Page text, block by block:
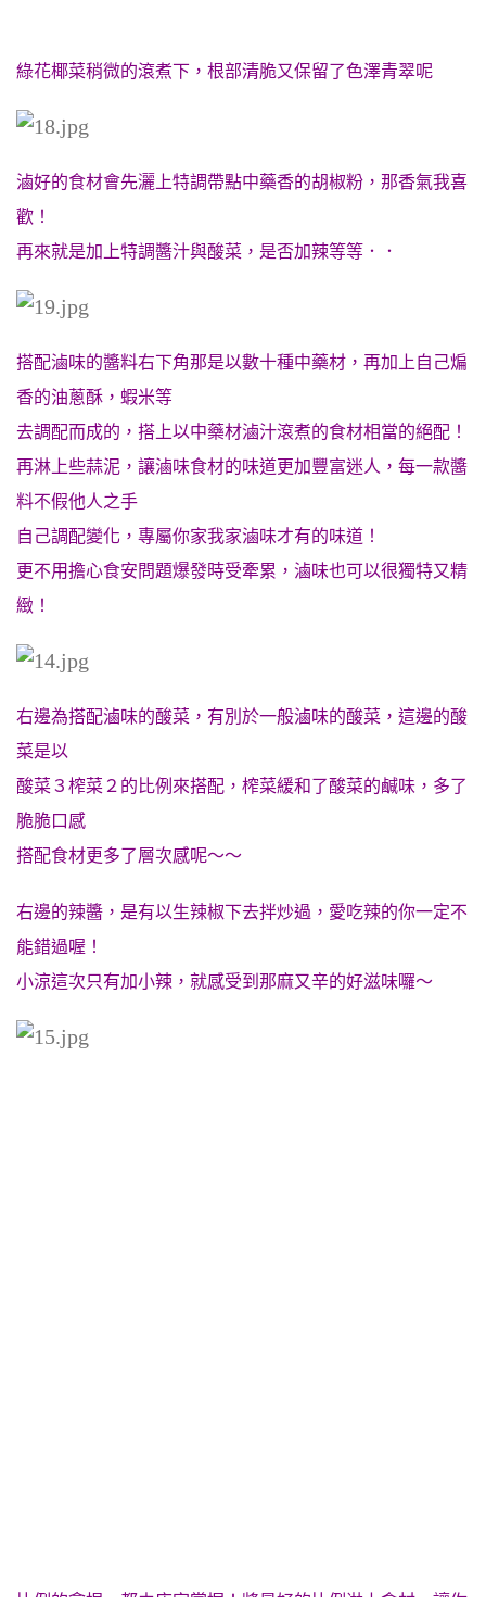
綠花椰菜稍微的滾煮下，根部清脆又保留了色澤青翠呢
滷好的食材會先灑上特調帶點中藥香的胡椒粉，那香氣我喜
歡！
再來就是加上特調醬汁與酸菜，是否加辣等等．．
搭配滷味的醬料右下角那是以數十種中藥材，再加上自己煸
香的油蔥酥，蝦米等
去調配而成的，搭上以中藥材滷汁滾煮的食材相當的絕配！
再淋上些蒜泥，讓滷味食材的味道更加豐富迷人，每一款醬
料不假他人之手
自己調配變化，專屬你家我家滷味才有的味道！
更不用擔心食安問題爆發時受牽累，滷味也可以很獨特又精
緻！
右邊為搭配滷味的酸菜，有別於一般滷味的酸菜，這邊的酸
菜是以
酸菜３榨菜２的比例來搭配，榨菜緩和了酸菜的鹹味，多了
脆脆口感
搭配食材更多了層次感呢～～
右邊的辣醬，是有以生辣椒下去拌炒過，愛吃辣的你一定不
能錯過喔！
小涼這次只有加小辣，就感受到那麻又辛的好滋味囉～